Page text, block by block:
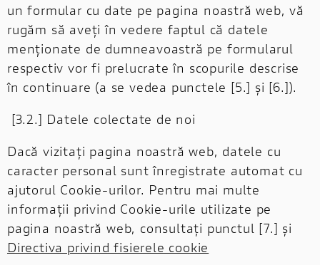
un formular cu date pe pagina noastră web, vă
rugăm să aveți în vedere faptul că datele
menționate de dumneavoastră pe formularul
respectiv vor fi prelucrate în scopurile descrise
în continuare (a se vedea punctele [5.] și [6.]).
[3.2.] Datele colectate de noi
Dacă vizitați pagina noastră web, datele cu
caracter personal sunt înregistrate automat cu
ajutorul Cookie-urilor. Pentru mai multe
informații privind Cookie-urile utilizate pe
pagina noastră web, consultați punctul [7.] și
Directiva privind fisierele cookie